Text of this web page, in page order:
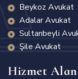
Beykoz Avukat
Adalar Avukat
Sultanbeyli
Şile Avukat
Hizmet